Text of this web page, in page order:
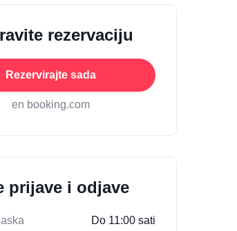
rezervaciju
Rezervirajte sada
en booking.com
prijave i odjave
Do 11:00 sati